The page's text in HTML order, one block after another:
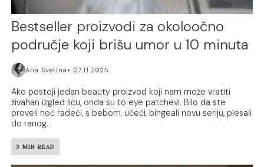
Bestseller proizvodi za okoloočno
područje koji brišu umor u 10 minuta
Ana Svetina 07.11.2025.
Ako postoji jedan beauty proizvod koji nam može vratiti
živahan izgled licu, onda su to eye patchevi. Bilo da ste
proveli noć radeći, s bebom, učeći, bingeali novu seriju, plesali
do ranog...
3 MIN READ